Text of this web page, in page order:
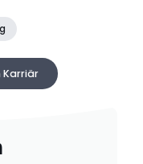
Karriär